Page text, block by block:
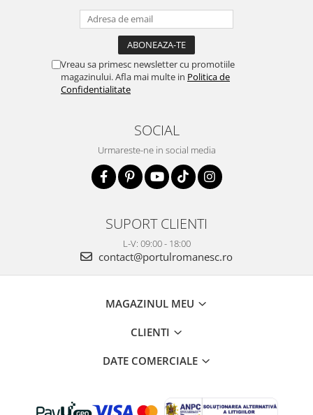
Vreau sa primesc newsletter cu promotiile
magazinului. Afla mai multe in Politica de
Confidentialitate
SOCIAL
Urmareste-ne in social media
SUPORT CLIENTI
L-V: 09:00 - 18:00
contact@portulromanesc.ro
MAGAZINUL MEU
CLIENTI
DATE COMERCIALE